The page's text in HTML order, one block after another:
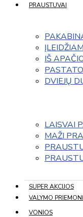
PRAUSTUVAI
IŠ
DVIEJŲ
LAISVAI
MAŽI
SUPER AKCIJOS
VALYMO
VONIOS